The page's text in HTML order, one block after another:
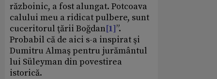
războinic, a fost alungat. Potcoava
calului meu a ridicat pulbere, sunt
cuceritorul ţării Boğdan[1]”.
Probabil că de aici s-a inspirat şi
Dumitru Almaş pentru jurământul
lui Süleyman din povestirea
istorică.